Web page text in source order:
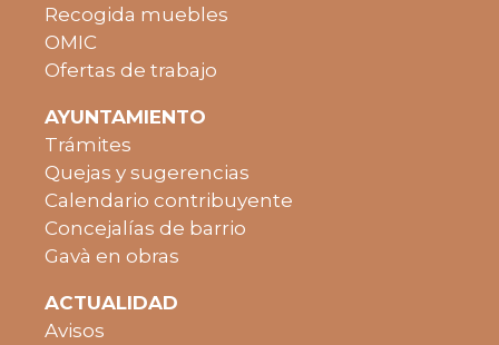
Recogida muebles
OMIC
Ofertas de trabajo
AYUNTAMIENTO
Trámites
Quejas y sugerencias
Calendario contribuyente
Concejalías de barrio
Gavà en obras
ACTUALIDAD
Avisos